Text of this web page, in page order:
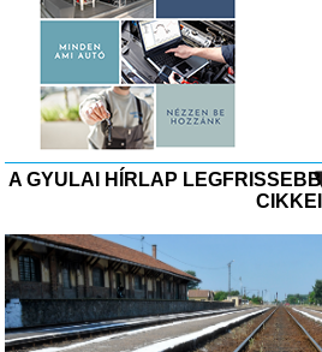
A GYULAI HÍRLAP LEGFRISSEBB
CIKKEI